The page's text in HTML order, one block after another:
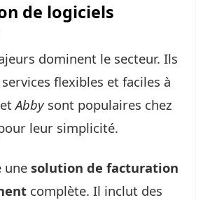
de logiciels
dominent le secteur. Ils
flexibles et faciles à
etAbbysont populaires chez
leur simplicité.
une solution de facturation
complète. Il inclut des